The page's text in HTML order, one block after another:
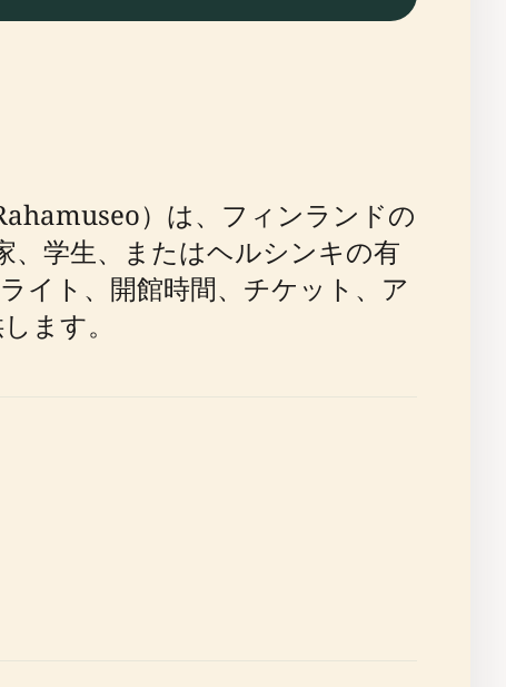
）は、フィンランドの
、学生、またはヘルシンキの有
イト、開館時間、チケット、ア
ます。